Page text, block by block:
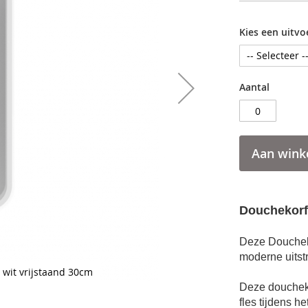
Kies een
Aantal
Aan
Deze
moderne
Deze
fles tijdens
vrijstaand 30cm